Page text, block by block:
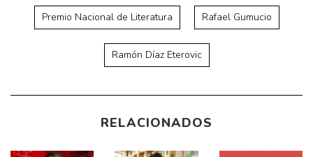
Premio Nacional de Literatura Rafael Gumucio
Ramón Díaz Eterovic
RELACIONADOS